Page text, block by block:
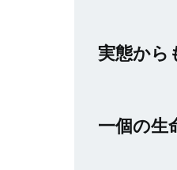
実態から
一個の生